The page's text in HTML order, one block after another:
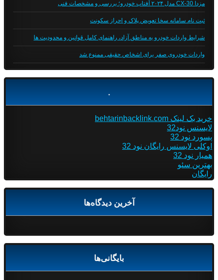
مزدا CX-30 مدل ۲۰۲۴ آفتاب خودرو؛ بررسی و مشخصات فنی
ثبت نام سامانه سخا تعویض پلاک و احراز سکونت
شرایط واردات خودرو به مناطق آزاد، راهنمای کامل قوانین و محدودیت ها
واردات خودروی صفر برای اشخاص حقیقی ممنوع شد
.
خرید بک لینک behtarinbacklink.com
لایسنس نود32
پسورد نود 32
اوکلی لایسنس رایگان نود 32
همیار نود 32
بهترین سئو
رایگان
آخرین دیدگاه‌ها
بایگانی‌ها